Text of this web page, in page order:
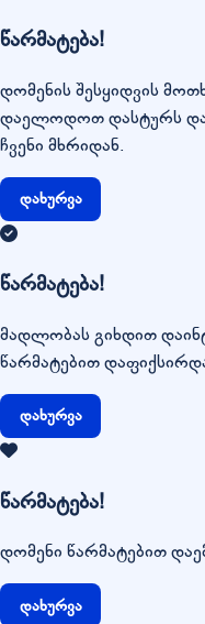
წარმატება!
დომენის შესყიდვის
დაელოდოთ დასტურს და
ჩვენი მხრიდან.
დახურვა
წარმატება!
მადლობას გიხდით
წარმატებით
დახურვა
წარმატება!
დომენი წარმატებით
დახურვა